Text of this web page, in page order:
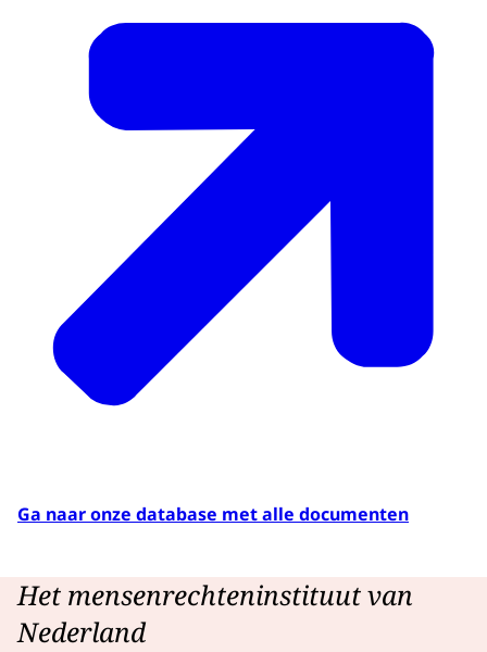
Ga naar onze database met alle documenten
Het mensenrechteninstituut van
Nederland